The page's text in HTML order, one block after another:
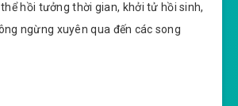
hồi tưởng thời gian, khởi tử hồi sinh,
ngừng xuyên qua đến các song